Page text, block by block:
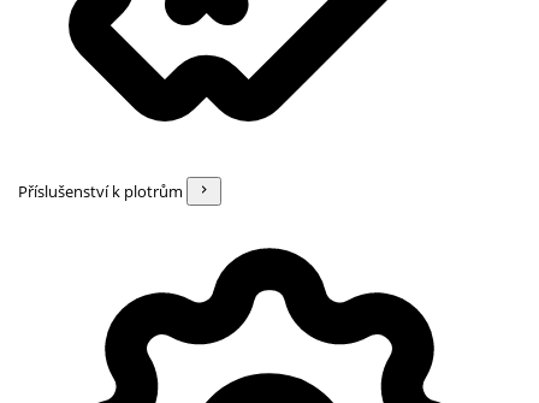
Příslušenství k plotrům